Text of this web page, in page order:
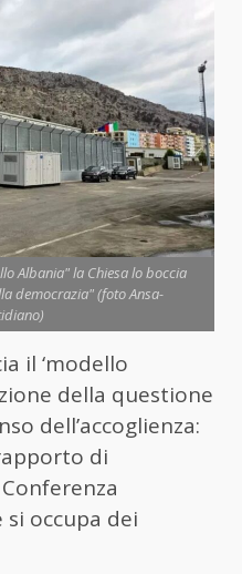
Albania" la Chiesa lo boccia
democrazia" (foto Ansa-
il ‘modello
della questione
dell’accoglienza:
di
occupa dei